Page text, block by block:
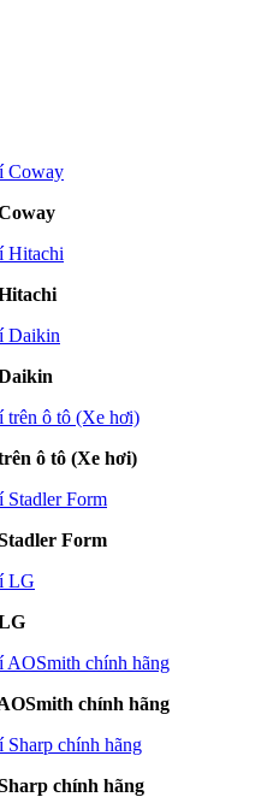
ô tô (Xe hơi)
Form
chính hãng
chính hãng